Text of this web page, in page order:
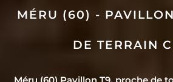
MÉRU (60) -
DE TERRAIN